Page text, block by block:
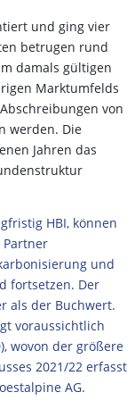
und ging vier
betrugen rund
damals gültigen
Marktumfelds
von
werden. Die
Jahren das
HBI, können
Partner
und
fortsetzen. Der
als der Buchwert.
voraussichtlich
wovon der größere
2021/22 erfasst
AG.